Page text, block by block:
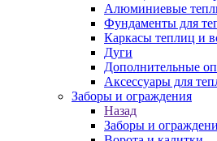
Алюминиевые
Фундаменты для
Каркасы теплиц и
Дуги
Дополнительные
Аксессуары для
Заборы и ограждения
Назад
Заборы и